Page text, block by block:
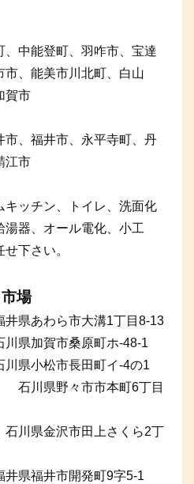
中能登町、羽咋市、宝達
、能美市川北町、白山
賀市
市、福井市、永平寺町、丹
江市
キッチン、トイレ、洗面化
器、オール電化、小工
下さい。
場
あわら市大溝1丁目8-13
県加賀市桑原町ホ-48-1
小松市長田町イ-4の1
石川県野々市市本町6丁目
川県金沢市田上さくら2丁
福井市開発町9字5-1